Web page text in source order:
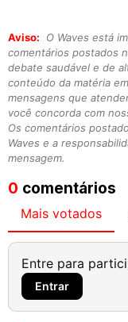
Aviso:
O Waves está
comentários postados
debate saudável e de
conteúdo da matéria
mensagens que
você concorda com
Os comentários
Waves e a
mensagem.
0 comentários
Mais votados
Entre para
Entrar